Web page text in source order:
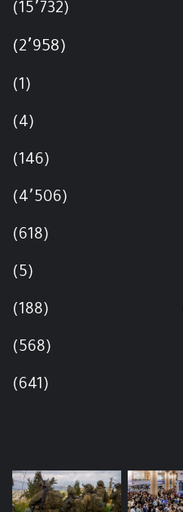
(15٬732)
(2٬958)
(1)
(4)
(146)
(4٬506)
(618)
(5)
(188)
(568)
(641)